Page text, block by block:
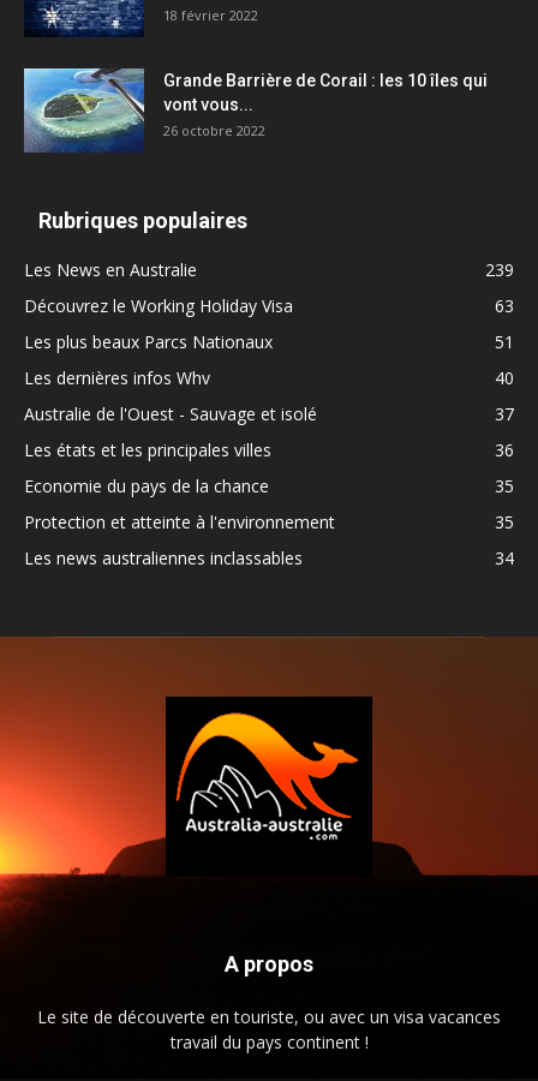
18 février 2022
Grande Barrière de Corail : les 10 îles qui
vont vous...
26 octobre 2022
Rubriques populaires
Les News en Australie
239
Découvrez le Working Holiday Visa
63
Les plus beaux Parcs Nationaux
51
Les dernières infos Whv
40
Australie de l'Ouest - Sauvage et isolé
37
Les états et les principales villes
36
Economie du pays de la chance
35
Protection et atteinte à l'environnement
35
Les news australiennes inclassables
34
A propos
Le site de découverte en touriste, ou avec un visa vacances
travail du pays continent !